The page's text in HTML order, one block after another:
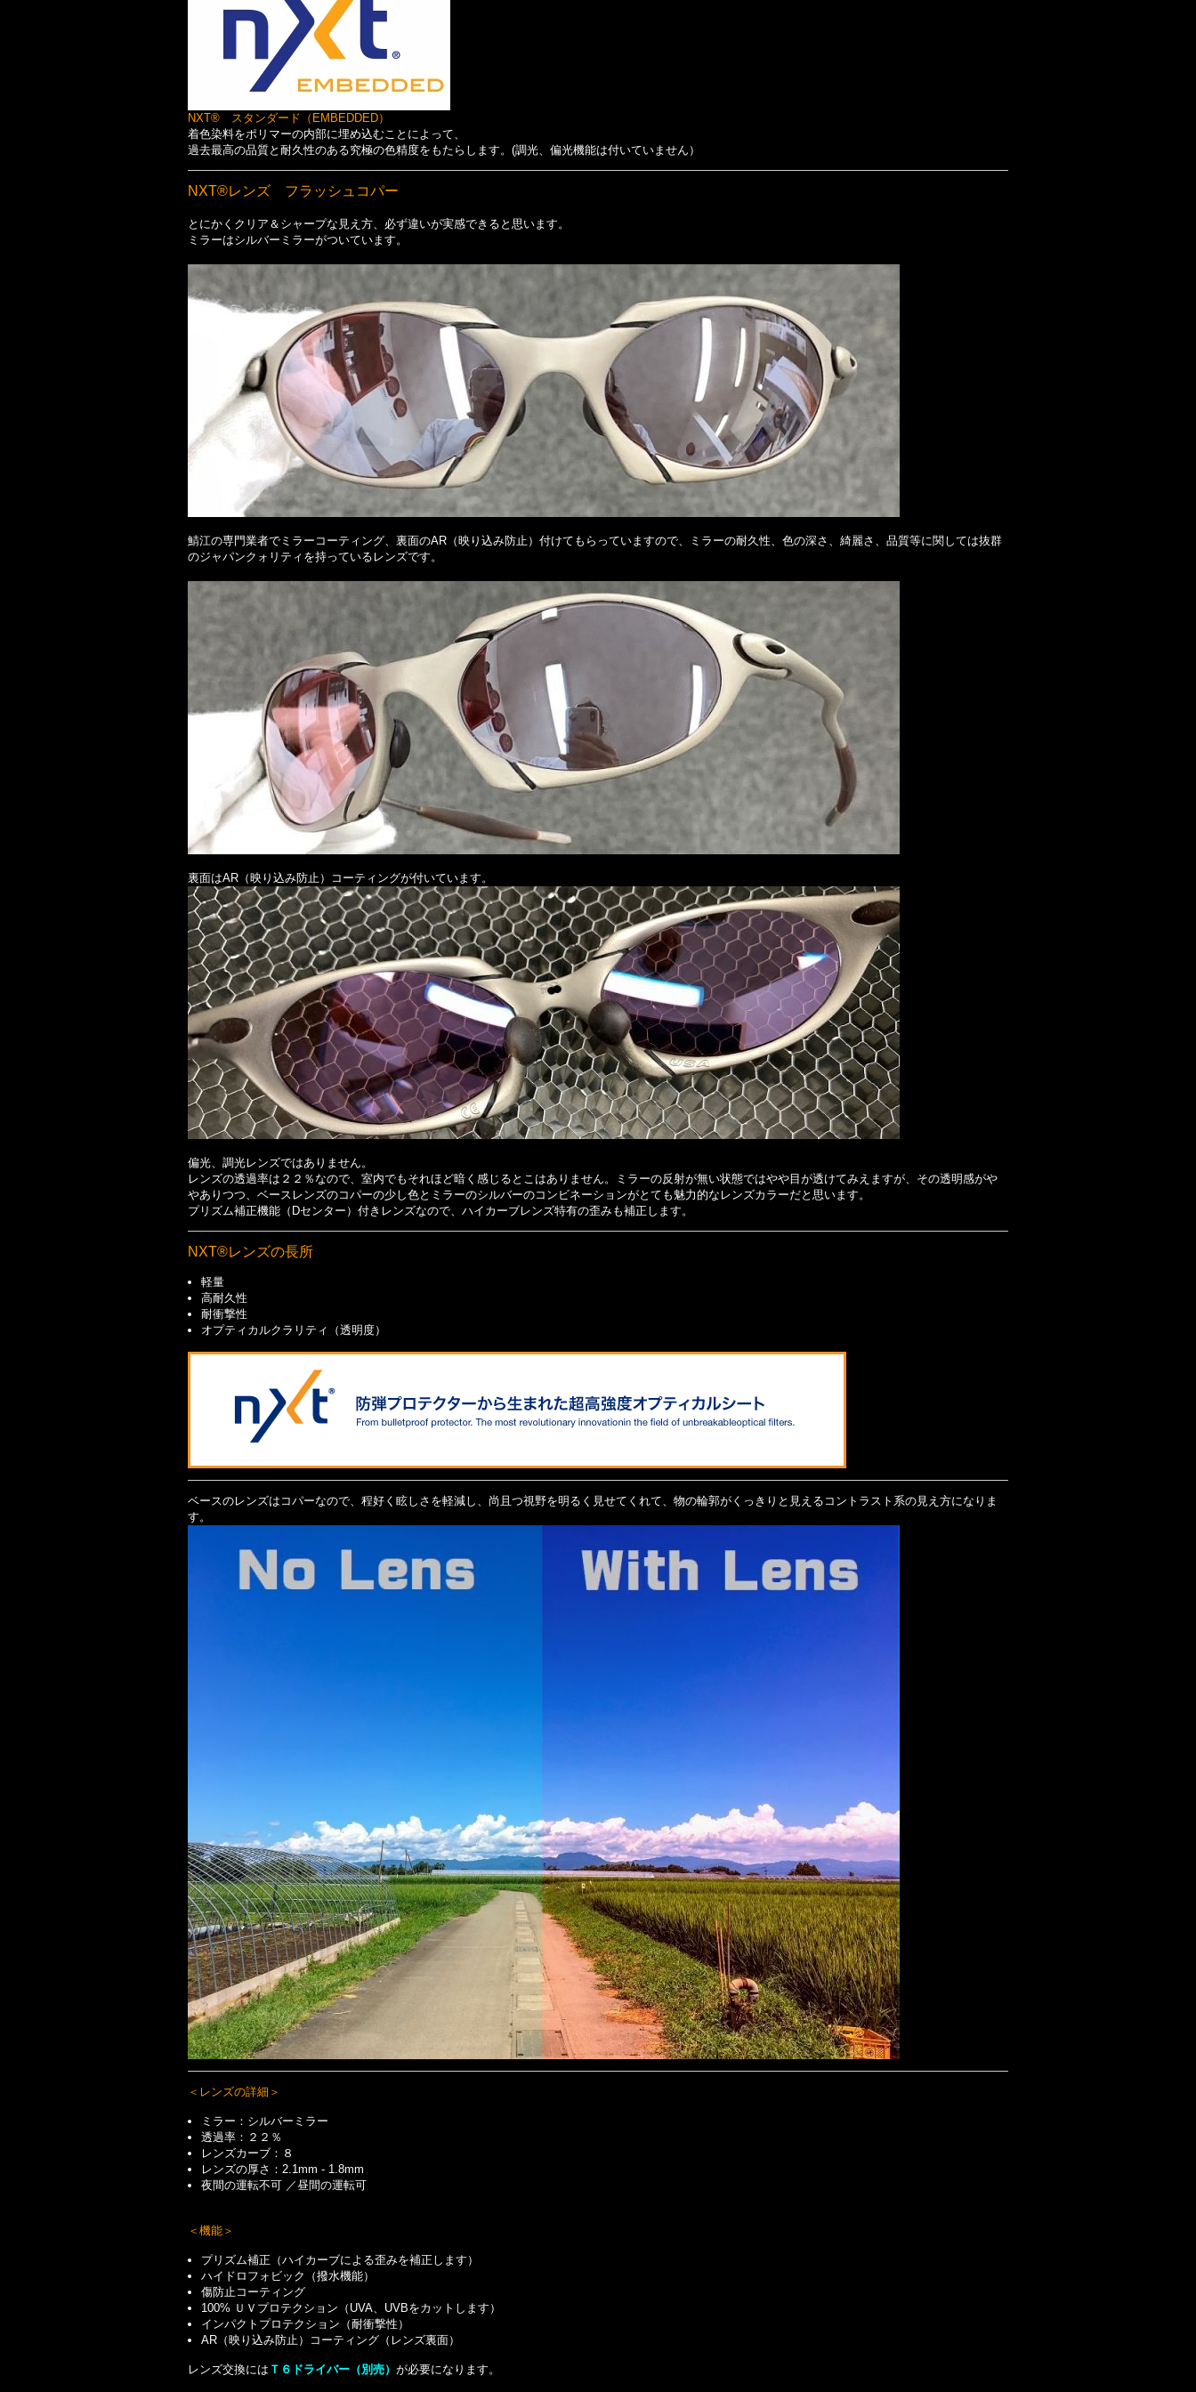
NXT® スタンダード（EMBEDDED）
着色染料をポリマーの内部に埋め込むことによって、
過去最高の品質と耐久性のある究極の色精度をもたらします。(調光、偏光機能は付いていません）
NXT®レンズ フラッシュコパー
とにかくクリア＆シャープな見え方、必ず違いが実感できると思います。
ミラーはシルバーミラーがついています。
鯖江の専門業者でミラーコーティング、裏面のAR（映り込み防止）付けてもらっていますので、ミラーの耐久性、色の深さ、綺麗さ、品質等に関しては抜群
のジャパンクォリティを持っているレンズです。
裏面はAR（映り込み防止）コーティングが付いています。
偏光、調光レンズではありません。
レンズの透過率は２２％なので、室内でもそれほど暗く感じるとこはありません。ミラーの反射が無い状態ではやや目が透けてみえますが、その透明感がや
やありつつ、ベースレンズのコパーの少し色とミラーのシルバーのコンビネーションがとても魅力的なレンズカラーだと思います。
プリズム補正機能（Dセンター）付きレンズなので、ハイカーブレンズ特有の歪みも補正 します。
NXT®レンズの長所
軽量
高耐久性
耐衝撃性
オプティカルクラリティ（透明度）
ベースのレンズはコパーなので、程好く眩しさを軽減し、尚且つ視野を明るく見せてくれて、物の輪郭がくっきりと見えるコントラスト系の見え方になりま
す。
＜レンズの詳細＞
ミラー：シルバーミラー
透過率：２２％
レンズカーブ：８
レンズの厚さ：2.1mm - 1.8mm
夜間の運転不可 ／昼間の運転可
＜機能＞
プリズム補正（ハイカーブによる歪みを補正します）
ハイドロフォビック（撥水機能）
傷防止コーティング
100% ＵＶプロテクション（UVA、UVBをカットします）
インパクトプロテクション（耐衝撃性）
AR（映り込み防止）コーティング（レンズ裏面）
レンズ交換には Ｔ６ドライバー（別売） が必要になります。